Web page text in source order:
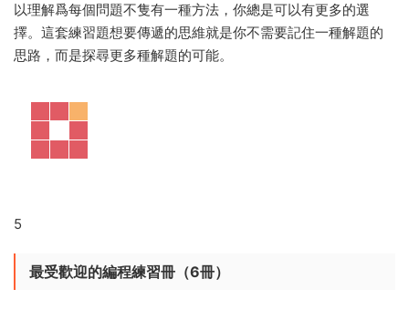
以理解爲每個問題不隻有一種方法，你總是可以有更多的選
擇。這套練習題想要傳遞的思維就是你不需要記住一種解題的
思路，而是探尋更多種解題的可能。
5
最受歡迎的編程練習冊（6冊）